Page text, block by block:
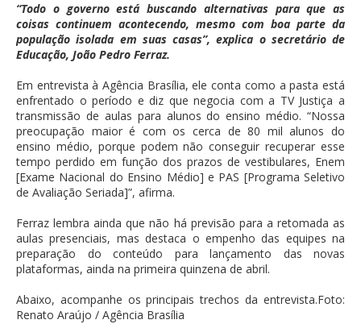
“Todo o governo está buscando alternativas para que as
coisas continuem acontecendo, mesmo com boa parte da
população isolada em suas casas”, explica o secretário de
Educação, João Pedro Ferraz.
Em entrevista à Agência Brasília, ele conta como a pasta está
enfrentado o período e diz que negocia com a TV Justiça a
transmissão de aulas para alunos do ensino médio. “Nossa
preocupação maior é com os cerca de 80 mil alunos do
ensino médio, porque podem não conseguir recuperar esse
tempo perdido em função dos prazos de vestibulares, Enem
[Exame Nacional do Ensino Médio] e PAS [Programa Seletivo
de Avaliação Seriada]”, afirma.
Ferraz lembra ainda que não há previsão para a retomada as
aulas presenciais, mas destaca o empenho das equipes na
preparação do conteúdo para lançamento das novas
plataformas, ainda na primeira quinzena de abril.
Abaixo, acompanhe os principais trechos da entrevista.Foto:
Renato Araújo / Agência Brasília